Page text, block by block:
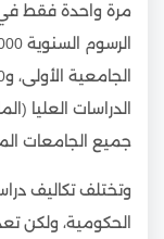
مرة واحدة فقط في
الدراسات العليا
جميع الجامعات
وتختلف تكاليف
الحكومية، ولكن